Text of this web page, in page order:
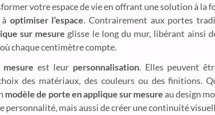
votre espace de vie en offrant une solution à la
optimiser l’espace. Contrairement aux portes
sur mesure glisse le long du mur, libérant ainsi
chaque centimètre compte.
est leur personnalisation. Elles peuvent
des matériaux, des couleurs ou des finitions.
modèle de porte en applique sur mesure au design
mais aussi de créer une continuité